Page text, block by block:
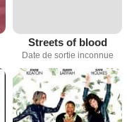
Streets of blood
Date de sortie inconnue